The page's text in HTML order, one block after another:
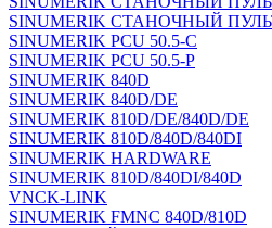
SINUMERIK СТАНОЧНЫЙ ПУЛЬТ
SINUMERIK PCU 50.5-C
SINUMERIK PCU 50.5-P
SINUMERIK 840D
SINUMERIK 840D/DE
SINUMERIK 810D/DE/840D/DE
SINUMERIK 810D/840D/840DI
SINUMERIK HARDWARE
SINUMERIK 810D/840DI/840D
VNCK-LINK
SINUMERIK FMNC 840D/810D